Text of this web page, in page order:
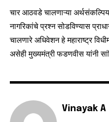
चार आठवडे चालणाऱ्या
नागरिकांचे प्रश्न सोडविण्यास
चालणारे अधिवेशन हे महाराष्ट्र
असेही मुख्यमंत्री फडणवीस यांनी
Vinayak A